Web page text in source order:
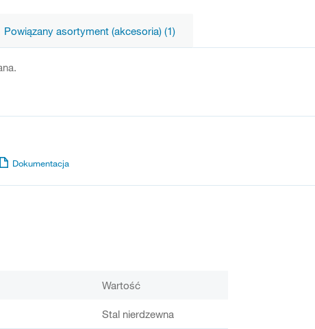
Powiązany asortyment (akcesoria) (1)
Dokumentacja
Wartość
Stal nierdzewna